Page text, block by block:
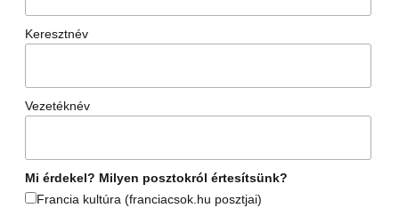
Keresztnév
Vezetéknév
Mi érdekel? Milyen posztokról értesítsünk?
Francia kultúra (franciacsok.hu posztjai)